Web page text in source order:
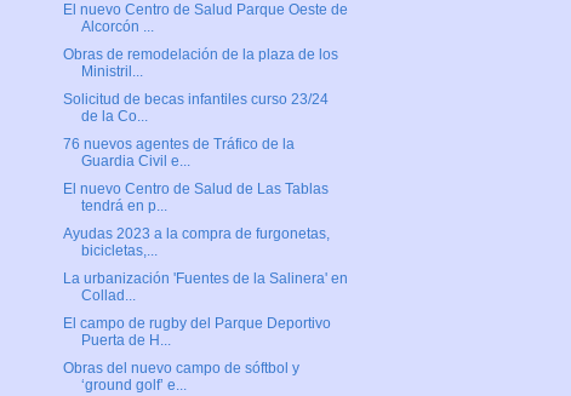
El nuevo Centro de Salud Parque Oeste de
Alcorcón ...
Obras de remodelación de la plaza de los
Ministril...
Solicitud de becas infantiles curso 23/24
de la Co...
76 nuevos agentes de Tráfico de la
Guardia Civil e...
El nuevo Centro de Salud de Las Tablas
tendrá en p...
Ayudas 2023 a la compra de furgonetas,
bicicletas,...
La urbanización 'Fuentes de la Salinera' en
Collad...
El campo de rugby del Parque Deportivo
Puerta de H...
Obras del nuevo campo de sóftbol y
‘ground golf’ e...